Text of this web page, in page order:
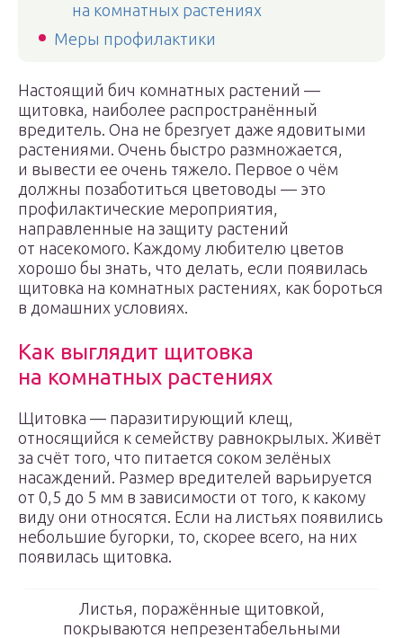
на комнатных растениях
Меры профилактики
Настоящий бич комнатных растений —
щитовка, наиболее распространённый
вредитель. Она не брезгует даже ядовитыми
растениями. Очень быстро размножается,
и вывести ее очень тяжело. Первое о чём
должны позаботиться цветоводы — это
профилактические мероприятия,
направленные на защиту растений
от насекомого. Каждому любителю цветов
хорошо бы знать, что делать, если появилась
щитовка на комнатных растениях, как бороться
в домашних условиях.
Как выглядит щитовка
на комнатных растениях
Щитовка — паразитирующий клещ,
относящийся к семейству равнокрылых. Живёт
за счёт того, что питается соком зелёных
насаждений. Размер вредителей варьируется
от 0,5 до 5 мм в зависимости от того, к какому
виду они относятся. Если на листьях появились
небольшие бугорки, то, скорее всего, на них
появилась щитовка.
Листья, поражённые щитовкой,
покрываются непрезентабельными